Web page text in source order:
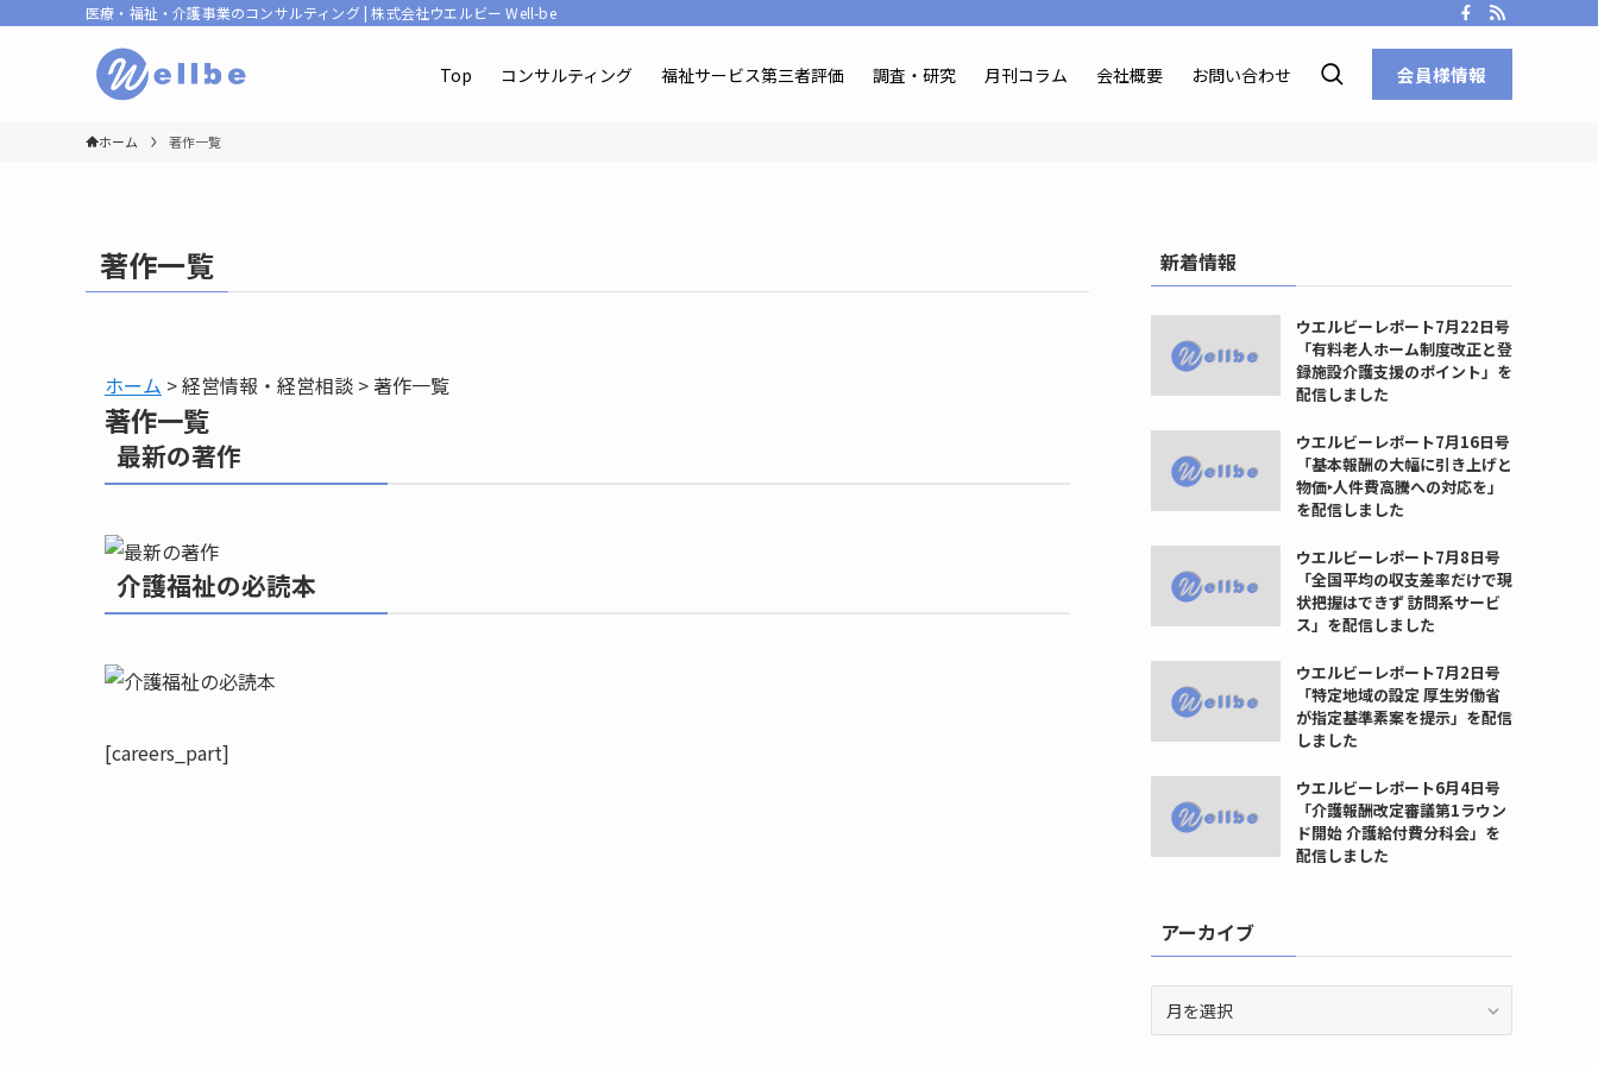
医療・福祉・介護事業のコンサルティング | 株式会社ウエルビー Well-be
Top コンサルティング 福祉サービス第三者評価 調査・研究 月刊コラム 会社概要 お問い合わせ 会員様情報
ホーム 著作一覧
著作一覧
ホーム > 経営情報・経営相談 > 著作一覧
著作一覧
最新の著作
介護福祉の必読本
[careers_part]
新着情報
ウエルビーレポート7月22日号
「有料老人ホーム制度改正と登
録施設介護支援のポイント」を
配信しました
ウエルビーレポート7月16日号
「基本報酬の大幅に引き上げと
物価‣人件費高騰への対応を」
を配信しました
ウエルビーレポート7月8日号
「全国平均の収支差率だけで現
状把握はできず 訪問系サービ
ス」を配信しました
ウエルビーレポート7月2日号
「特定地域の設定 厚生労働省
が指定基準素案を提示」を配信
しました
ウエルビーレポート6月4日号
「介護報酬改定審議第1ラウン
ド開始 介護給付費分科会」を
配信しました
アーカイブ